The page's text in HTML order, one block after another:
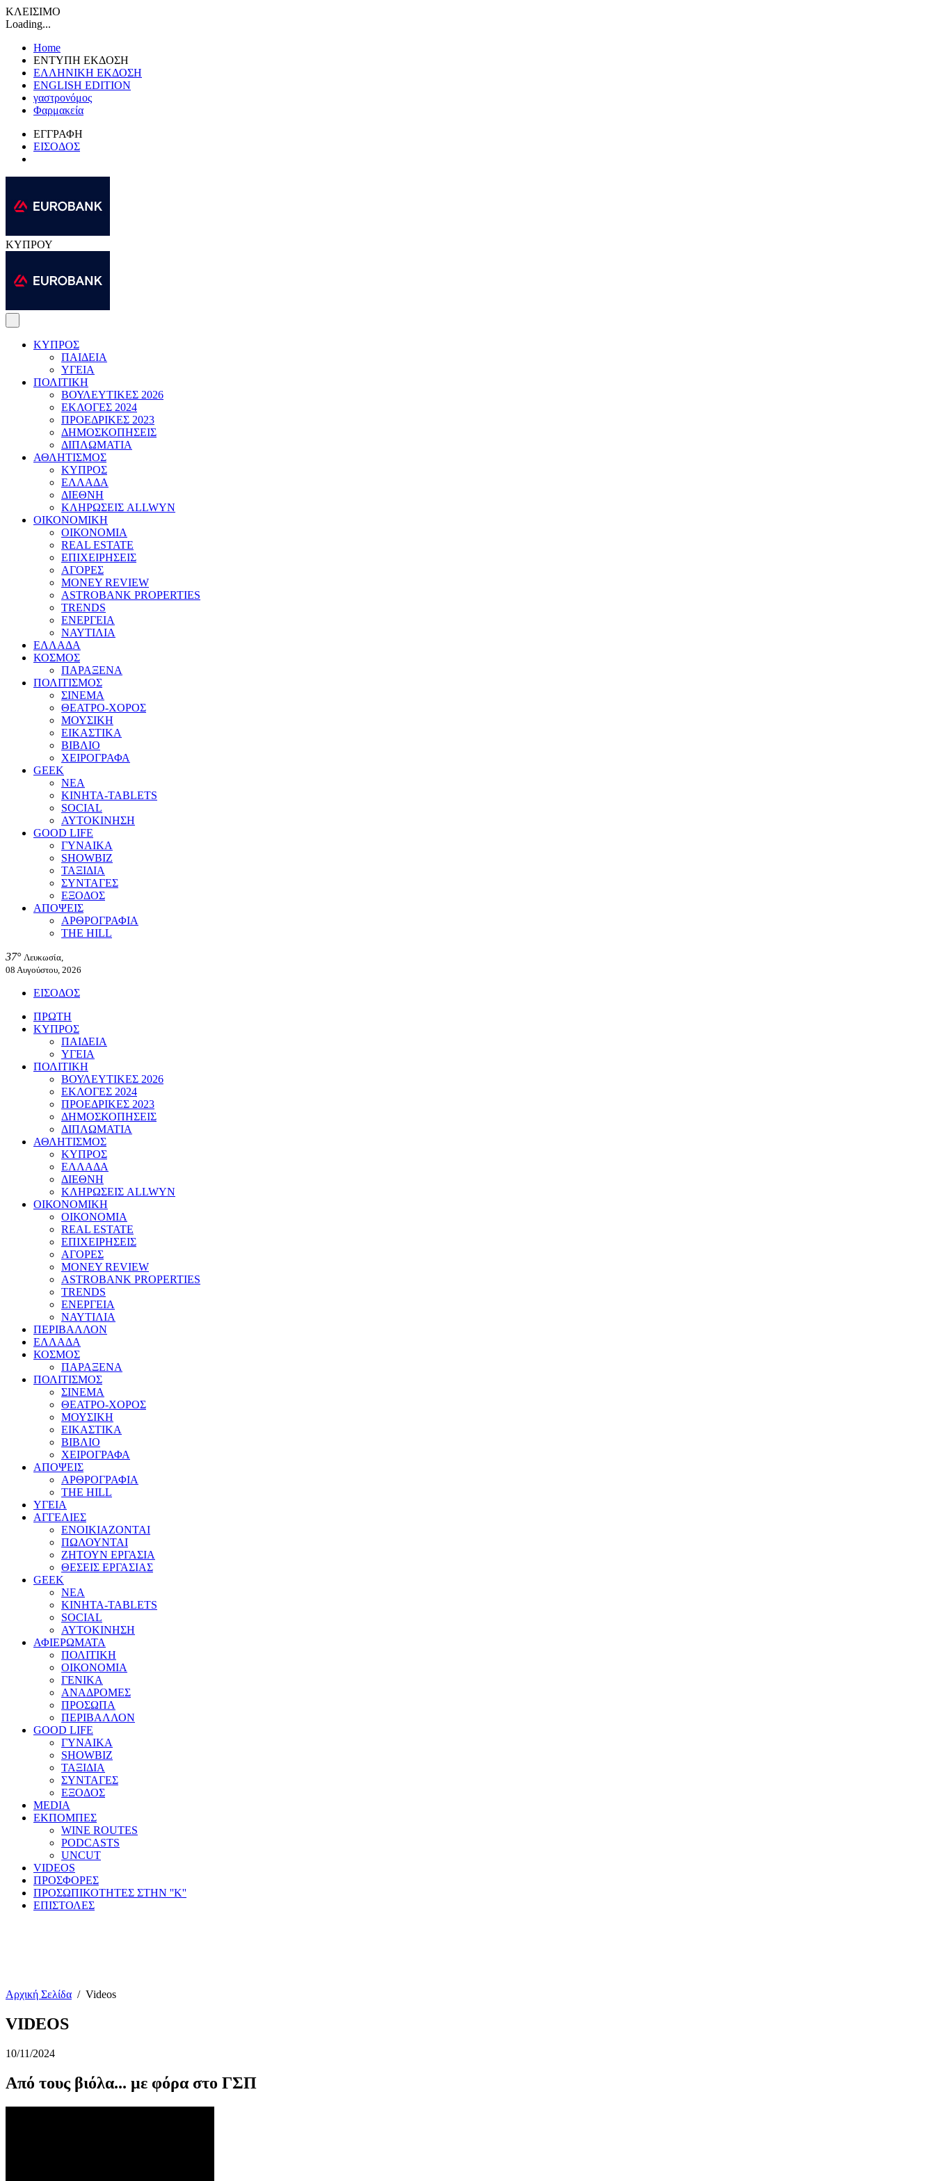
ΚΛΕΙΣΙΜΟ
Loading...
Home
ΕΝΤΥΠΗ ΕΚΔΟΣΗ
ΕΛΛΗΝΙΚΗ ΕΚΔΟΣΗ
ENGLISH EDITION
γαστρονόμος
Φαρμακεία
ΕΓΓΡΑΦΗ
ΕΙΣΟΔΟΣ
ΚΥΠΡΟΥ
ΚΥΠΡΟΣ
ΠΑΙΔΕΙΑ
ΥΓΕΙΑ
ΠΟΛΙΤΙΚΗ
ΒΟΥΛΕΥΤΙΚΕΣ 2026
ΕΚΛΟΓΕΣ 2024
ΠΡΟΕΔΡΙΚΕΣ 2023
ΔΗΜΟΣΚΟΠΗΣΕΙΣ
ΔΙΠΛΩΜΑΤΙΑ
ΑΘΛΗΤΙΣΜΟΣ
ΚΥΠΡΟΣ
ΕΛΛΑΔΑ
ΔΙΕΘΝΗ
ΚΛΗΡΩΣΕΙΣ ALLWYN
ΟΙΚΟΝΟΜΙΚΗ
ΟΙΚΟΝΟΜΙΑ
REAL ESTATE
ΕΠΙΧΕΙΡΗΣΕΙΣ
ΑΓΟΡΕΣ
MONEY REVIEW
ASTROBANK PROPERTIES
TRENDS
ΕΝΕΡΓΕΙΑ
ΝΑΥΤΙΛΙΑ
ΕΛΛΑΔΑ
ΚΟΣΜΟΣ
ΠΑΡΑΞΕΝΑ
ΠΟΛΙΤΙΣΜΟΣ
ΣΙΝΕΜΑ
ΘΕΑΤΡΟ-ΧΟΡΟΣ
ΜΟΥΣΙΚΗ
ΕΙΚΑΣΤΙΚΑ
ΒΙΒΛΙΟ
ΧΕΙΡΟΓΡΑΦΑ
GEEK
ΝΕΑ
ΚΙΝΗΤΑ-TABLETS
SOCIAL
ΑΥΤΟΚΙΝΗΣΗ
GOOD LIFE
ΓΥΝΑΙΚΑ
SHOWBIZ
ΤΑΞΙΔΙΑ
ΣΥΝΤΑΓΕΣ
ΕΞΟΔΟΣ
ΑΠΟΨΕΙΣ
ΑΡΘΡΟΓΡΑΦΙΑ
THE HILL
37° Λευκωσία,
08 Αυγούστου, 2026
ΕΙΣΟΔΟΣ
ΠΡΩΤΗ
ΚΥΠΡΟΣ
ΠΑΙΔΕΙΑ
ΥΓΕΙΑ
ΠΟΛΙΤΙΚΗ
ΒΟΥΛΕΥΤΙΚΕΣ 2026
ΕΚΛΟΓΕΣ 2024
ΠΡΟΕΔΡΙΚΕΣ 2023
ΔΗΜΟΣΚΟΠΗΣΕΙΣ
ΔΙΠΛΩΜΑΤΙΑ
ΑΘΛΗΤΙΣΜΟΣ
ΚΥΠΡΟΣ
ΕΛΛΑΔΑ
ΔΙΕΘΝΗ
ΚΛΗΡΩΣΕΙΣ ALLWYN
ΟΙΚΟΝΟΜΙΚΗ
ΟΙΚΟΝΟΜΙΑ
REAL ESTATE
ΕΠΙΧΕΙΡΗΣΕΙΣ
ΑΓΟΡΕΣ
MONEY REVIEW
ASTROBANK PROPERTIES
TRENDS
ΕΝΕΡΓΕΙΑ
ΝΑΥΤΙΛΙΑ
ΠΕΡΙΒΑΛΛΟΝ
ΕΛΛΑΔΑ
ΚΟΣΜΟΣ
ΠΑΡΑΞΕΝΑ
ΠΟΛΙΤΙΣΜΟΣ
ΣΙΝΕΜΑ
ΘΕΑΤΡΟ-ΧΟΡΟΣ
ΜΟΥΣΙΚΗ
ΕΙΚΑΣΤΙΚΑ
ΒΙΒΛΙΟ
ΧΕΙΡΟΓΡΑΦΑ
ΑΠΟΨΕΙΣ
ΑΡΘΡΟΓΡΑΦΙΑ
THE HILL
ΥΓΕΙΑ
ΑΓΓΕΛΙΕΣ
ΕΝΟΙΚΙΑΖΟΝΤΑΙ
ΠΩΛΟΥΝΤΑΙ
ΖΗΤΟΥΝ ΕΡΓΑΣΙΑ
ΘΕΣΕΙΣ ΕΡΓΑΣΙΑΣ
GEEK
ΝΕΑ
ΚΙΝΗΤΑ-TABLETS
SOCIAL
ΑΥΤΟΚΙΝΗΣΗ
ΑΦΙΕΡΩΜΑΤΑ
ΠΟΛΙΤΙΚΗ
ΟΙΚΟΝΟΜΙΑ
ΓΕΝΙΚΑ
ΑΝΑΔΡΟΜΕΣ
ΠΡΟΣΩΠΑ
ΠΕΡΙΒΑΛΛΟΝ
GOOD LIFE
ΓΥΝΑΙΚΑ
SHOWBIZ
ΤΑΞΙΔΙΑ
ΣΥΝΤΑΓΕΣ
ΕΞΟΔΟΣ
MEDIA
ΕΚΠΟΜΠΕΣ
WINE ROUTES
PODCASTS
UNCUT
VIDEOS
ΠΡΟΣΦΟΡΕΣ
ΠΡΟΣΩΠΙΚΟΤΗΤΕΣ ΣΤΗΝ ''Κ''
ΕΠΙΣΤΟΛΕΣ
Αρχική Σελίδα / Videos
VIDEOS
10/11/2024
Από τους βιόλα... με φόρα στο ΓΣΠ